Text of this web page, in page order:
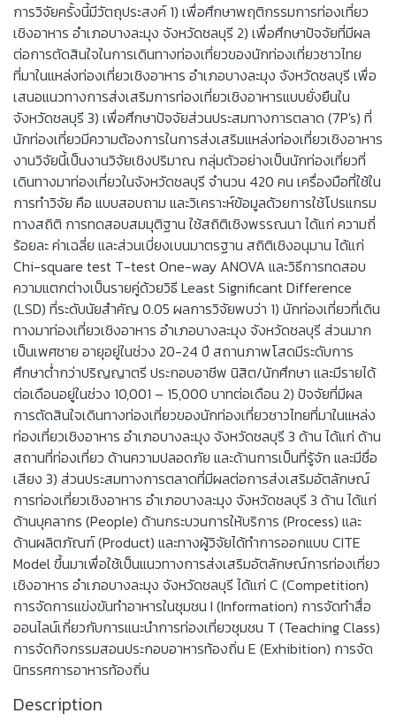
การวิจัยครั้งนี้มีวัตถุประสงค์ 1) เพื่อศึกษาพฤติกรรมการท่องเที่ยว
เชิงอาหาร อำเภอบางละมุง จังหวัดชลบุรี 2) เพื่อศึกษาปัจจัยที่มีผล
ต่อการตัดสินใจในการเดินทางท่องเที่ยวของนักท่องเที่ยวชาวไทย
ที่มาในแหล่งท่องเที่ยวเชิงอาหาร อำเภอบางละมุง จังหวัดชลบุรี เพื่อ
เสนอแนวทางการส่งเสริมการท่องเที่ยวเชิงอาหารแบบยั่งยืนใน
จังหวัดชลบุรี 3) เพื่อศึกษาปัจจัยส่วนประสมทางการตลาด (7P's) ที่
นักท่องเที่ยวมีความต้องการในการส่งเสริมแหล่งท่องเที่ยวเชิงอาหาร
งานวิจัยนี้เป็นงานวิจัยเชิงปริมาณ กลุ่มตัวอย่างเป็นนักท่องเที่ยวที่
เดินทางมาท่องเที่ยวในจังหวัดชลบุรี จำนวน 420 คน เครื่องมือที่ใช้ใน
การทำวิจัย คือ แบบสอบถาม และวิเคราะห์ข้อมูลด้วยการใช้โปรแกรม
ทางสถิติ การทดสอบสมมุติฐาน ใช้สถิติเชิงพรรณนา ได้แก่ ความถี่
ร้อยละ ค่าเฉลี่ย และส่วนเบี่ยงเบนมาตรฐาน สถิติเชิงอนุมาน ได้แก่
Chi-square test T-test One-way ANOVA และวิธีการทดสอบ
ความแตกต่างเป็นรายคู่ด้วยวิธี Least Significant Difference
(LSD) ที่ระดับนัยสำคัญ 0.05 ผลการวิจัยพบว่า 1) นักท่องเที่ยวที่เดิน
ทางมาท่องเที่ยวเชิงอาหาร อำเภอบางละมุง จังหวัดชลบุรี ส่วนมาก
เป็นเพศชาย อายุอยู่ในช่วง 20-24 ปี สถานภาพโสดมีระดับการ
ศึกษาต่ำกว่าปริญญาตรี ประกอบอาชีพ นิสิต/นักศึกษา และมีรายได้
ต่อเดือนอยู่ในช่วง 10,001 – 15,000 บาทต่อเดือน 2) ปัจจัยที่มีผล
การตัดสินใจเดินทางท่องเที่ยวของนักท่องเที่ยวชาวไทยที่มาในแหล่ง
ท่องเที่ยวเชิงอาหาร อำเภอบางละมุง จังหวัดชลบุรี 3 ด้าน ได้แก่ ด้าน
สถานที่ท่องเที่ยว ด้านความปลอดภัย และด้านการเป็นที่รู้จัก และมีชื่อ
เสียง 3) ส่วนประสมทางการตลาดที่มีผลต่อการส่งเสริมอัตลักษณ์
การท่องเที่ยวเชิงอาหาร อำเภอบางละมุง จังหวัดชลบุรี 3 ด้าน ได้แก่
ด้านบุคลากร (People) ด้านกระบวนการให้บริการ (Process) และ
ด้านผลิตภัณฑ์ (Product) และทางผู้วิจัยได้ทำการออกแบบ CITE
Model ขึ้นมาเพื่อใช้เป็นแนวทางการส่งเสริมอัตลักษณ์การท่องเที่ยว
เชิงอาหาร อำเภอบางละมุง จังหวัดชลบุรี ได้แก่ C (Competition)
การจัดการแข่งขันทำอาหารในชุมชน I (Information) การจัดทำสื่อ
ออนไลน์เกี่ยวกับการแนะนำการท่องเที่ยวชุมชน T (Teaching Class)
การจัดกิจกรรมสอนประกอบอาหารท้องถิ่น E (Exhibition) การจัด
นิทรรศการอาหารท้องถิ่น
Description